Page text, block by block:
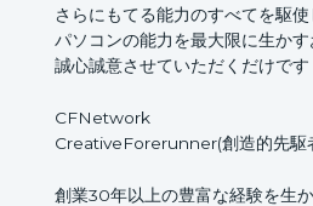
さらにもてる能力のすべてを駆使
パソコンの能力を最大限に生か
誠心誠意させていただくだけです
CFNetwork
CreativeForerunner(創造的先駆
創業30年以上の豊富な経験を生